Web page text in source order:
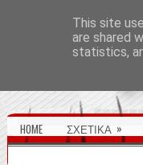
HOME ΣΧΕΤΙΚΑ »
This site
are shared
statistics,